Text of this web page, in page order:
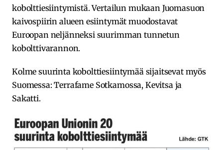
kobolttiesiintymistä. Vertailun mukaan Juomasuon
kaivospiirin alueen esiintymät muodostavat
Euroopan neljänneksi suurimman tunnetun
kobolttivarannon.
Kolme suurinta kobolttiesiintymää sijaitsevat myös
Suomessa: Terrafame Sotkamossa, Kevitsa ja
Sakatti.